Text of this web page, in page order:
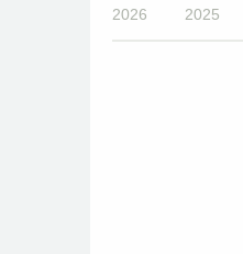
2026 2025